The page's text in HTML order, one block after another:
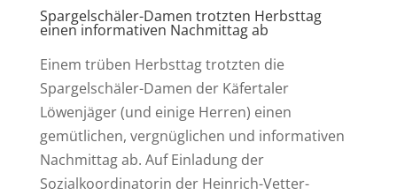
Spargelschäler-Damen trotzten Herbsttag
einen informativen Nachmittag ab
Einem trüben Herbsttag trotzten die
Spargelschäler-Damen der Käfertaler
Löwenjäger (und einige Herren) einen
gemütlichen, vergnüglichen und informativen
Nachmittag ab. Auf Einladung der
Sozialkoordinatorin der Heinrich-Vetter-